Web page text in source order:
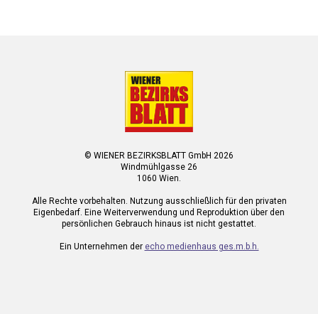
© WIENER BEZIRKSBLATT GmbH 2026
Windmühlgasse 26
1060 Wien.
Alle Rechte vorbehalten. Nutzung ausschließlich für den privaten
Eigenbedarf. Eine Weiterverwendung und Reproduktion über den
persönlichen Gebrauch hinaus ist nicht gestattet.
Ein Unternehmen der echo medienhaus ges.m.b.h.